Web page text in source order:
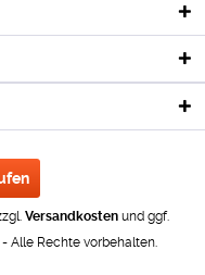
Versandkosten und ggf.
Alle Rechte vorbehalten.